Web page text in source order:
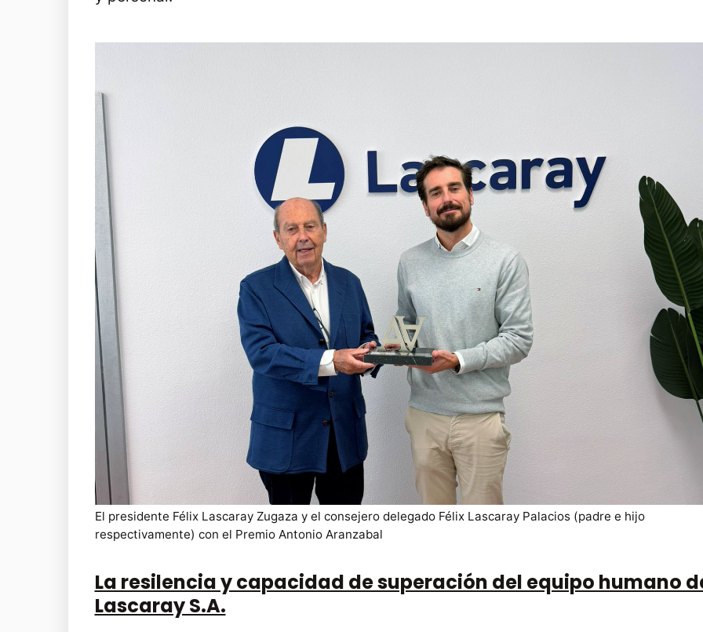
El presidente Félix Lascaray Zugaza y el consejero delegado Félix Lascaray Palacios (padre e hijo
respectivamente) con el Premio Antonio Aranzabal
La resilencia y capacidad de superación del equipo humano
Lascaray S.A.